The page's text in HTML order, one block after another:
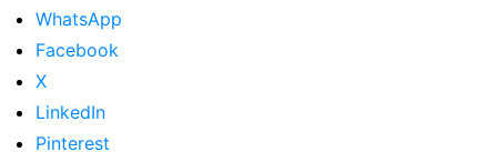
WhatsApp
Facebook
X
LinkedIn
Pinterest